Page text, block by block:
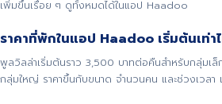
เพิ่มขึ้นเรื่อย ๆ ดูทั้งหมดได้ในแอป Haadoo
ราคาที่พักในแอป Haadoo เริ่มต้นเท่า
พูลวิลล่าเริ่มต้นราว 3,500 บาทต่อคืนสำหรับกลุ่มเ
กลุ่มใหญ่ ราคาขึ้นกับขนาด จำนวนคน และช่วงเวลา